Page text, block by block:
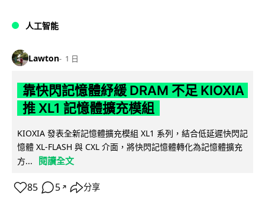
人工智能
Lawton 1 日
靠快閃記憶體紓緩 DRAM 不足 KIOXIA
推 XL1 記憶體擴充模組
KIOXIA 發表全新記憶體擴充模組 XL1 系列，結合低延遲快閃記
憶體 XL-FLASH 與 CXL 介面，將快閃記憶體轉化為記憶體擴充
方...
閱讀全文
85 5 ↗ 分享